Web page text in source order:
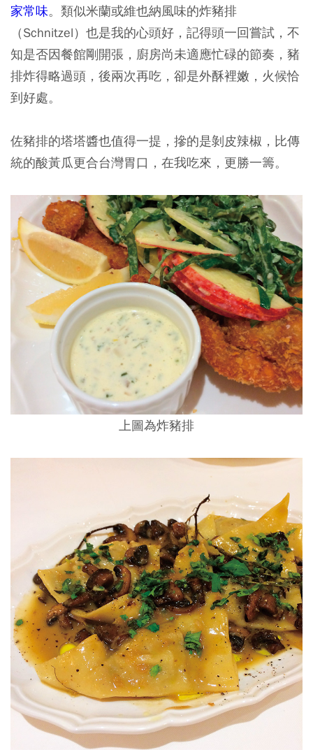
家常味。類似米蘭或維也納風味的炸豬排
（Schnitzel）也是我的心頭好，記得頭一回嘗試，不
知是否因餐館剛開張，廚房尚未適應忙碌的節奏，豬
排炸得略過頭，後兩次再吃，卻是外酥裡嫩，火候恰
到好處。
佐豬排的塔塔醬也值得一提，摻的是剝皮辣椒，比傳
統的酸黃瓜更合台灣胃口，在我吃來，更勝一籌。
上圖為炸豬排